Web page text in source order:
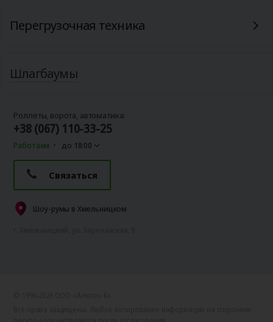
Перегрузочная техника
Шлагбаумы
Роллеты, ворота, автоматика:
+38 (067) 110-33-25
Работаем до 18:00
Связаться
Шоу-румы в Хмельницком